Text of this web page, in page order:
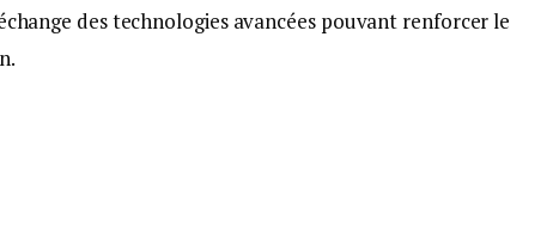
des technologies avancées pouvant renforcer le